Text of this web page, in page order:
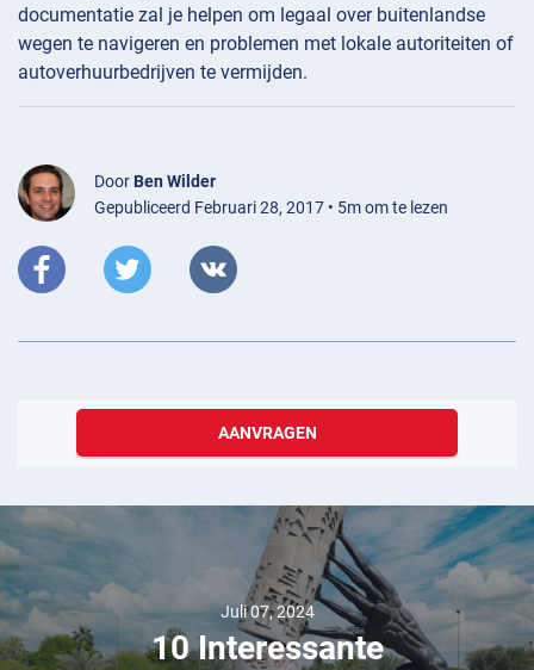
documentatie zal je helpen om legaal over buitenlandse
wegen te navigeren en problemen met lokale autoriteiten of
autoverhuurbedrijven te vermijden.
Door Ben Wilder
Gepubliceerd Februari 28, 2017 • 5m om te lezen
AANVRAGEN
Juli 07, 2024
10 Interessante